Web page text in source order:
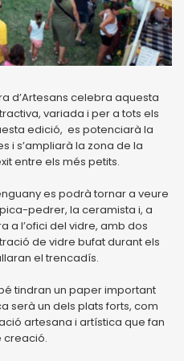
d’Artesans celebra aquesta
variada i per a tots els
edició, es potenciarà la
i s’ampliarà la zona de la
entre els més petits.
es podrà tornar a veure
pedrer, la ceramista i, a
a l’ofici del vidre, amb dos
de vidre bufat durant els
el trencadís.
tindran un paper important
serà un dels plats forts, com
artesana i artística que fan
creació.